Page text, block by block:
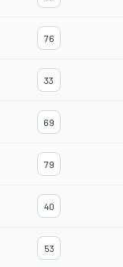
76
33
69
79
40
53